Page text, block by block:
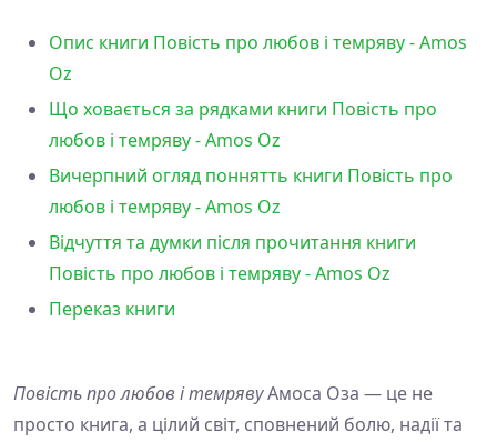
Опис книги Повість про любов і темряву - Amos
Oz
Що ховається за рядками книги Повість про
любов і темряву - Amos Oz
Вичерпний огляд поннятть книги Повість про
любов і темряву - Amos Oz
Відчуття та думки після прочитання книги
Повість про любов і темряву - Amos Oz
Переказ книги
Повість про любов і темрявуАмоса Оза — це не
просто книга, а цілий світ, сповнений болю, надії та